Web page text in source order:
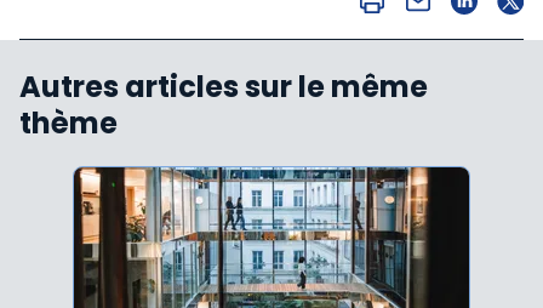
Autres articles sur le même
thème